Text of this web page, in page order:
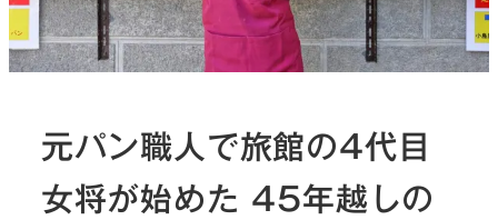
元パン職人で旅館の4代目
女将が始めた 45年越しの